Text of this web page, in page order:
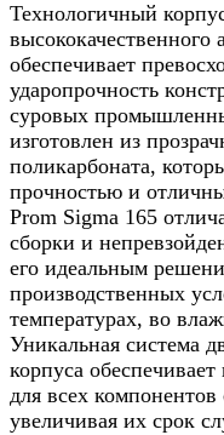
Технологичный
обеспечивает
ударопрочность
суровых
изготовлен из
поликарбоната,
прочностью и
Prom Sigma 165
сборки и
его идеальным
производственных
температурах, во
Уникальная система
корпуса
для всех
увеличивая их срок